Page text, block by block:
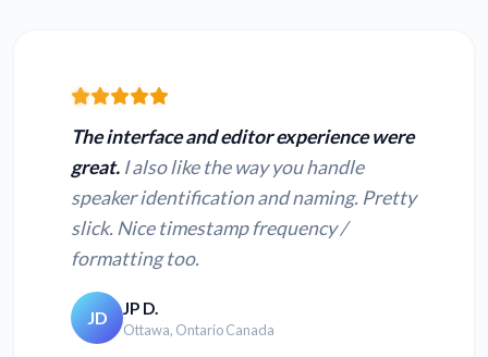
The interface and editor experience were
great. I also like the way you handle
speaker identification and naming. Pretty
slick. Nice timestamp frequency /
formatting too.
JD JP D.
Ottawa, Ontario Canada